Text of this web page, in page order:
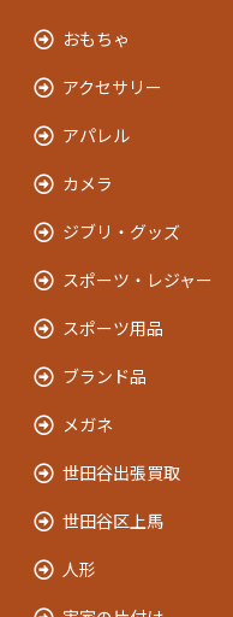
おもちゃ
アクセサリー
アパレル
カメラ
ジブリ・グッズ
スポーツ・レジャー
スポーツ用品
ブランド品
メガネ
世田谷出張買取
世田谷区上馬
人形